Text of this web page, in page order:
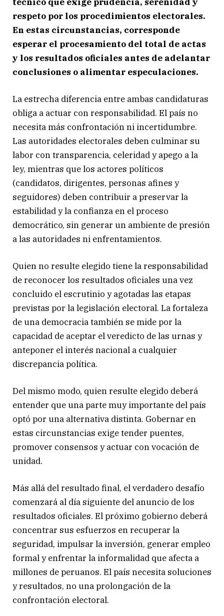
respeto por los procedimientos electorales.
En estas circunstancias, corresponde
esperar el procesamiento del total de actas
y los resultados oficiales antes de adelantar
conclusiones o alimentar especulaciones.
La estrecha diferencia entre ambas candidaturas
obliga a actuar con responsabilidad. El país no
necesita más confrontación ni incertidumbre.
Las autoridades electorales deben culminar su
labor con transparencia, celeridad y apego a la
ley, mientras que los actores políticos
(candidatos, dirigentes, personas afines y
seguidores) deben contribuir a preservar la
estabilidad y la confianza en el proceso
democrático, sin generar un ambiente de presión
a las autoridades ni enfrentamientos.
Quien no resulte elegido tiene la responsabilidad
de reconocer los resultados oficiales una vez
concluido el escrutinio y agotadas las etapas
previstas por la legislación electoral. La fortaleza
de una democracia también se mide por la
capacidad de aceptar el veredicto de las urnas y
anteponer el interés nacional a cualquier
discrepancia política.
Del mismo modo, quien resulte elegido deberá
entender que una parte muy importante del país
optó por una alternativa distinta. Gobernar en
estas circunstancias exige tender puentes,
promover consensos y actuar con vocación de
unidad.
Más allá del resultado final, el verdadero desafío
comenzará al día siguiente del anuncio de los
resultados oficiales. El próximo gobierno deberá
concentrar sus esfuerzos en recuperar la
seguridad, impulsar la inversión, generar empleo
formal y enfrentar la informalidad que afecta a
millones de peruanos. El país necesita soluciones
y resultados, no una prolongación de la
confrontación electoral.